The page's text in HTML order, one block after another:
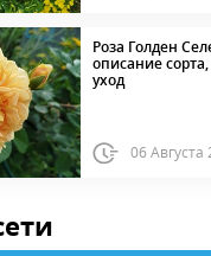
Роза Голден
описание
уход
06 Августа